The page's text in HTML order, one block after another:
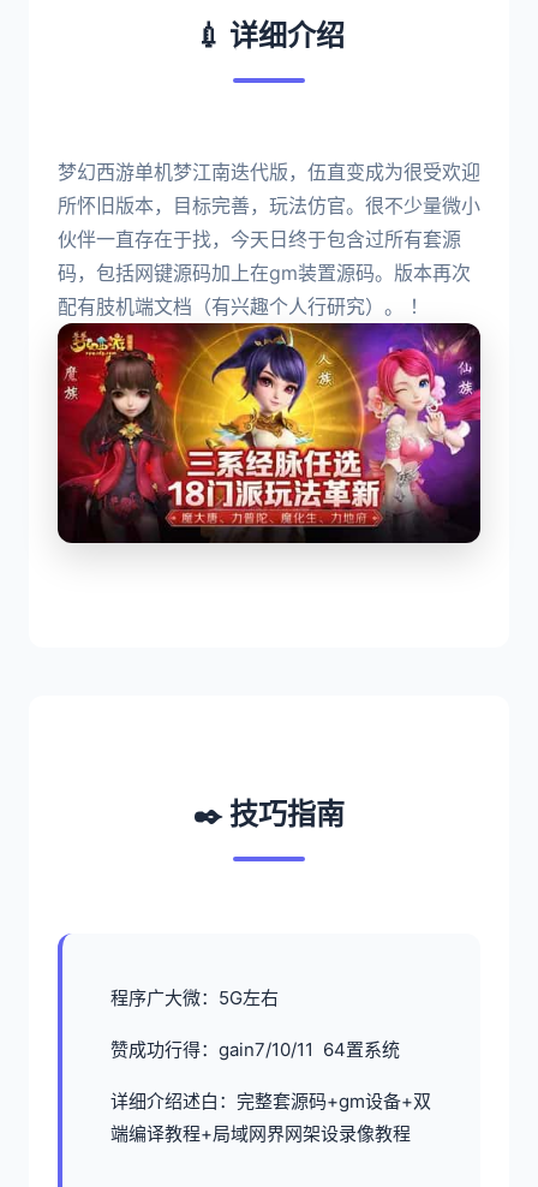
💉 详细介绍
梦幻西游单机梦江南迭代版，伍直变成为很受欢迎
所怀旧版本，目标完善，玩法仿官。很不少量微小
伙伴一直存在于找，今天日终于包含过所有套源
码，包括网键源码加上在gm装置源码。版本再次
配有肢机端文档（有兴趣个人行研究）。 ！
✒️ 技巧指南
程序广大微：5G左右
赞成功行得：gain7/10/11 64置系统
详细介绍述白：完整套源码+gm设备+双
端编译教程+局域网界网架设录像教程